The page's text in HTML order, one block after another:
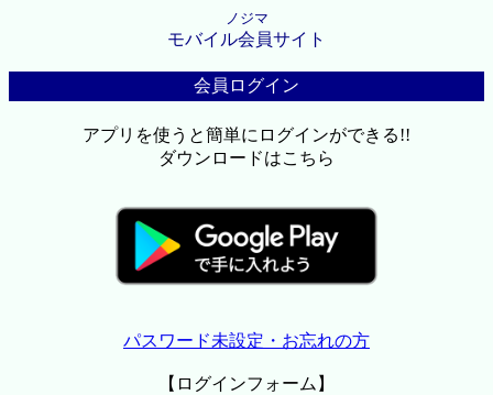
ノジマ
モバイル会員サイト
会員ログイン
アプリを使うと簡単にログインができる!!
ダウンロードはこちら
パスワード未設定・お忘れの方
【ログインフォーム】